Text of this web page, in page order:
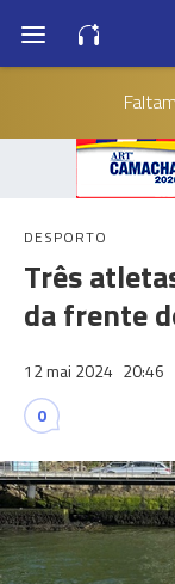
Faltam
DESPORTO
Três
da frente
12 mai 2024 20:46
0